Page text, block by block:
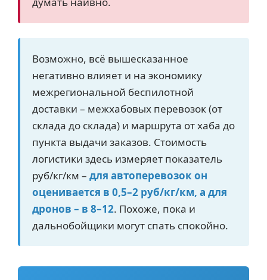
Возможно, всё вышесказанное
негативно влияет и на экономику
межрегиональной беспилотной
доставки – межхабовых перевозок (от
склада до склада) и маршрута от хаба до
пункта выдачи заказов. Стоимость
логистики здесь измеряет показатель
руб/кг/км – для автоперевозок он
оценивается в 0,5–2 руб/кг/км, а для
дронов – в 8–12. Похоже, пока и
дальнобойщики могут спать спокойно.